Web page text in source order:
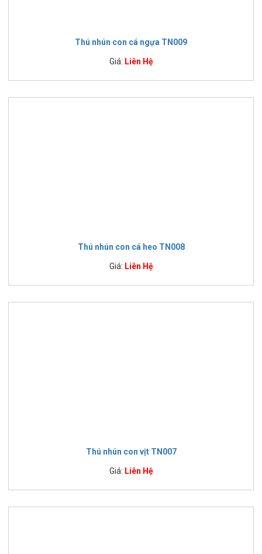
Thú nhún con cá ngựa TN009
Giá: Liên Hệ
Thú nhún con cá heo TN008
Giá: Liên Hệ
Thú nhún con vịt TN007
Giá: Liên Hệ